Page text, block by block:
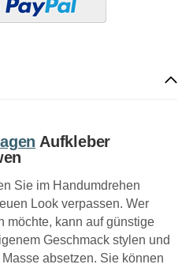
Aufkleber
Sie im Handumdrehen
Look verpassen. Wer
möchte, kann auf günstige
Geschmack stylen und
absetzen. Sie können